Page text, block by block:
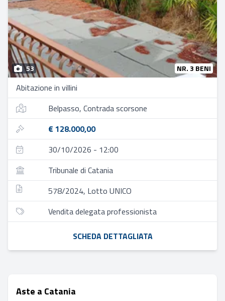
53 NR. 3 BENI
Abitazione in villini
Belpasso, Contrada scorsone
€ 128.000,00
30/10/2026 - 12:00
Tribunale di Catania
578/2024, Lotto UNICO
Vendita delegata professionista
SCHEDA DETTAGLIATA
Aste a Catania